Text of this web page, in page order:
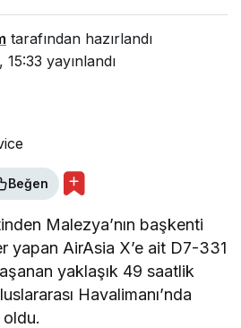
tarafından hazırlandı
15:33 yayınlandı
Beğen
Malezya’nın başkenti
yapan AirAsia X’e ait D7-331
yaklaşık 49 saatlik
Havalimanı’nda